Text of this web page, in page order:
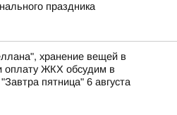
праздника
хранение вещей в
оплату ЖКХ обсудим в
пятница" 6 августа